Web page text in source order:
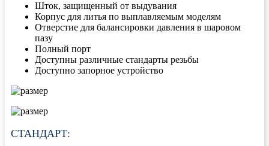
Шток, защищенный от выдувания
Корпус для литья по выплавляемым моделям
Отверстие для балансировки давления в шаровом
пазу
Полный порт
Доступны различные стандарты резьбы
Доступно запорное устройство
СТАНДАРТ: